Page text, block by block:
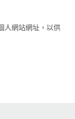
人網站網址，以供